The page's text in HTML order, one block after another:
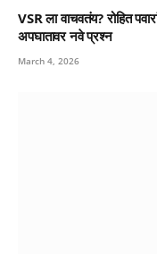
VSR ला वाचवतंय? रोहित
अपघातावर नवे प्रश्न
March 4, 2026